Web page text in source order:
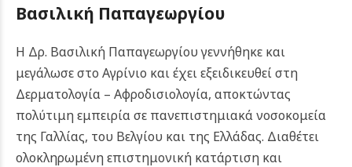
Βασιλική Παπαγεωργίου
Η Δρ. Βασιλική Παπαγεωργίου γεννήθηκε και
μεγάλωσε στο Αγρίνιο και έχει εξειδικευθεί στη
Δερματολογία – Αφροδισιολογία, αποκτώντας
πολύτιμη εμπειρία σε πανεπιστημιακά νοσοκομεία
της Γαλλίας, του Βελγίου και της Ελλάδας. Διαθέτει
ολοκληρωμένη επιστημονική κατάρτιση και